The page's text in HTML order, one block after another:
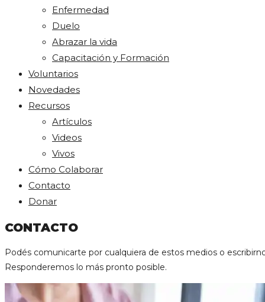
Enfermedad
Duelo
Abrazar la vida
Capacitación y Formación
Voluntarios
Novedades
Recursos
Artículos
Videos
Vivos
Cómo Colaborar
Contacto
Donar
CONTACTO
Podés comunicarte por cualquiera de estos medios o
Responderemos lo más pronto posible.